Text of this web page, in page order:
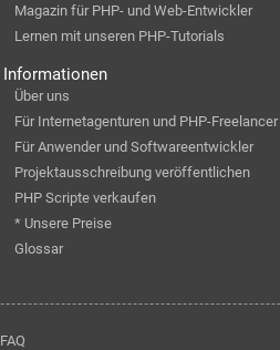
Magazin für PHP- und Web-Entwickler
Lernen mit unseren PHP-Tutorials
Informationen
Über uns
Für Internetagenturen und PHP-Freelancer
Für Anwender und Softwareentwickler
Projektausschreibung veröffentlichen
PHP Scripte verkaufen
* Unsere Preise
Glossar
FAQ